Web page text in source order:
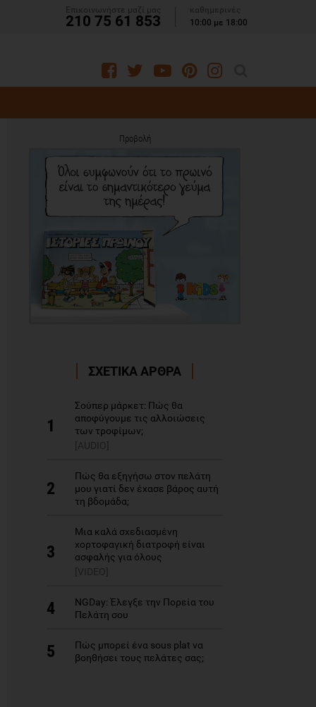
210 75 61 853
10:00 με 18:00
ΣΧΕΤΙΚΑ ΑΡΘΡΑ
1
Σούπερ μάρκετ: Πώς θα
αποφύγουμε τις αλλοιώσεις
των τροφίμων;
[AUDIO]
2
Πώς θα εξηγήσω στον πελάτη
μου γιατί δεν έχασε βάρος αυτή
τη βδομάδα;
3
Μια καλά σχεδιασμένη
χορτοφαγική διατροφή είναι
ασφαλής για όλους
[VIDEO]
4
NGDay: Έλεγξε την Πορεία του
Πελάτη σου
5
Πώς μπορεί ένα sous plat να
βοηθήσει τους πελάτες σας;
Προβολή